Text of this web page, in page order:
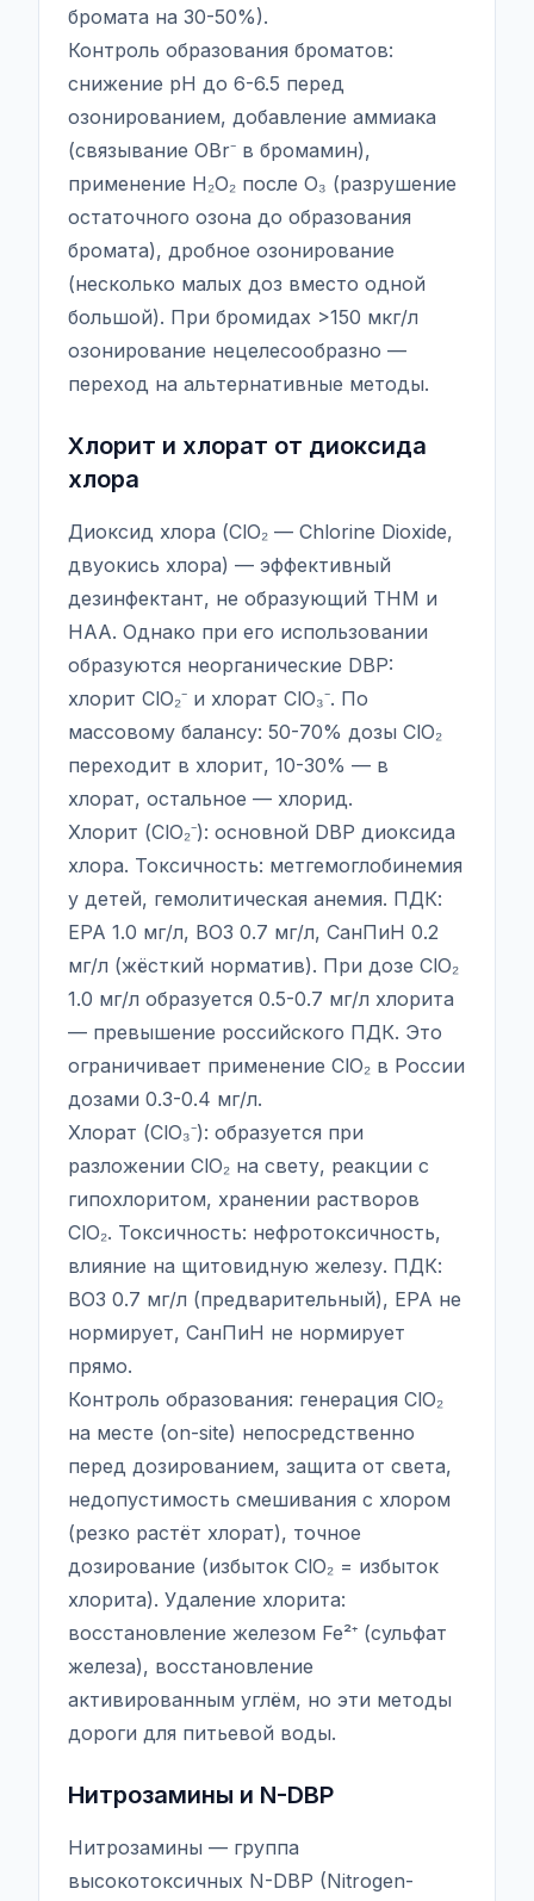
бромата на 30-50%).
Контроль образования броматов:
снижение pH до 6-6.5 перед
озонированием, добавление аммиака
(связывание OBr⁻ в бромамин),
применение H₂O₂ после O₃ (разрушение
остаточного озона до образования
бромата), дробное озонирование
(несколько малых доз вместо одной
большой). При бромидах >150 мкг/л
озонирование нецелесообразно —
переход на альтернативные методы.
Хлорит и хлорат от диоксида
хлора
Диоксид хлора (ClO₂ — Chlorine Dioxide,
двуокись хлора) — эффективный
дезинфектант, не образующий THM и
HAA. Однако при его использовании
образуются неорганические DBP:
хлорит ClO₂⁻ и хлорат ClO₃⁻. По
массовому балансу: 50-70% дозы ClO₂
переходит в хлорит, 10-30% — в
хлорат, остальное — хлорид.
Хлорит (ClO₂⁻): основной DBP диоксида
хлора. Токсичность: метгемоглобинемия
у детей, гемолитическая анемия. ПДК:
EPA 1.0 мг/л, ВОЗ 0.7 мг/л, СанПиН 0.2
мг/л (жёсткий норматив). При дозе ClO₂
1.0 мг/л образуется 0.5-0.7 мг/л хлорита
— превышение российского ПДК. Это
ограничивает применение ClO₂ в России
дозами 0.3-0.4 мг/л.
Хлорат (ClO₃⁻): образуется при
разложении ClO₂ на свету, реакции с
гипохлоритом, хранении растворов
ClO₂. Токсичность: нефротоксичность,
влияние на щитовидную железу. ПДК:
ВОЗ 0.7 мг/л (предварительный), EPA не
нормирует, СанПиН не нормирует
прямо.
Контроль образования: генерация ClO₂
на месте (on-site) непосредственно
перед дозированием, защита от света,
недопустимость смешивания с хлором
(резко растёт хлорат), точное
дозирование (избыток ClO₂ = избыток
хлорита). Удаление хлорита:
восстановление железом Fe²⁺ (сульфат
железа), восстановление
активированным углём, но эти методы
дороги для питьевой воды.
Нитрозамины и N-DBP
Нитрозамины — группа
высокотоксичных N-DBP (Nitrogen-